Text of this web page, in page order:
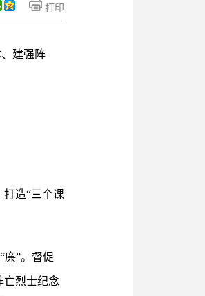
打印
建强阵
造“三个课
廉”。督促
亡烈士纪念